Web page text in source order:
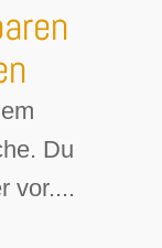
Du
vor....